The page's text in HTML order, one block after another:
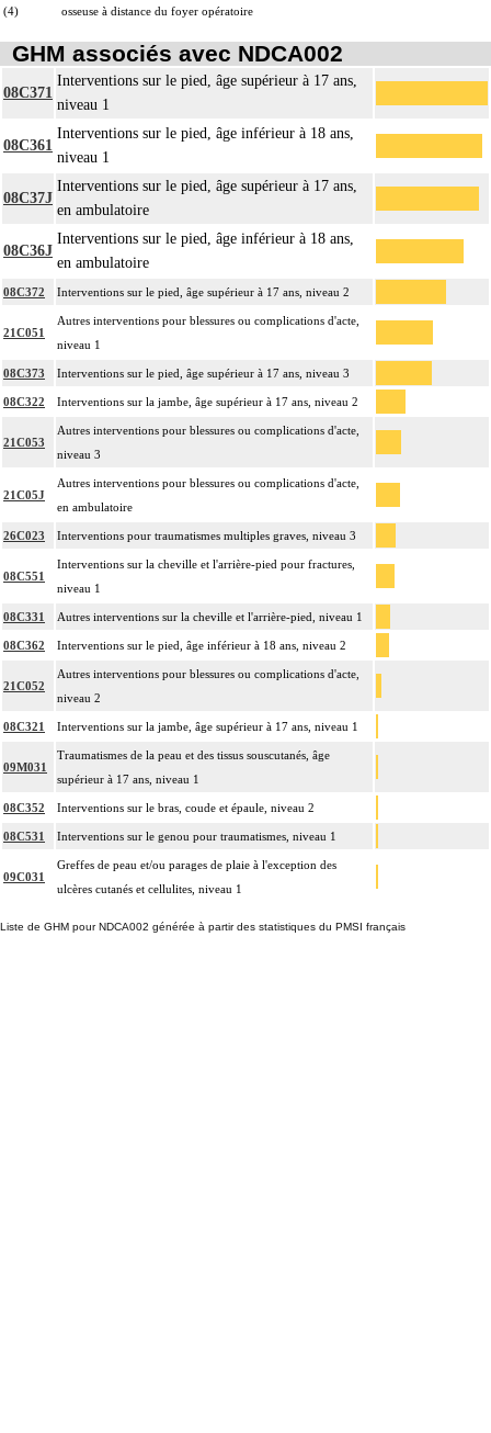
(4)
osseuse à distance du foyer opératoire
GHM associés avec NDCA002
08C371
Interventions sur le pied, âge supérieur à 17 ans,
niveau 1
08C361
Interventions sur le pied, âge inférieur à 18 ans,
niveau 1
08C37J
Interventions sur le pied, âge supérieur à 17 ans,
en ambulatoire
08C36J
Interventions sur le pied, âge inférieur à 18 ans,
en ambulatoire
08C372 Interventions sur le pied, âge supérieur à 17 ans, niveau 2
21C051
Autres interventions pour blessures ou complications d'acte,
niveau 1
08C373 Interventions sur le pied, âge supérieur à 17 ans, niveau 3
08C322 Interventions sur la jambe, âge supérieur à 17 ans, niveau 2
21C053
Autres interventions pour blessures ou complications d'acte,
niveau 3
21C05J
Autres interventions pour blessures ou complications d'acte,
en ambulatoire
26C023 Interventions pour traumatismes multiples graves, niveau 3
08C551
Interventions sur la cheville et l'arrière-pied pour fractures,
niveau 1
08C331 Autres interventions sur la cheville et l'arrière-pied, niveau 1
08C362 Interventions sur le pied, âge inférieur à 18 ans, niveau 2
21C052
Autres interventions pour blessures ou complications d'acte,
niveau 2
08C321 Interventions sur la jambe, âge supérieur à 17 ans, niveau 1
09M031
Traumatismes de la peau et des tissus souscutanés, âge
supérieur à 17 ans, niveau 1
08C352 Interventions sur le bras, coude et épaule, niveau 2
08C531 Interventions sur le genou pour traumatismes, niveau 1
09C031
Greffes de peau et/ou parages de plaie à l'exception des
ulcères cutanés et cellulites, niveau 1
Liste de GHM pour NDCA002 générée à partir des statistiques du PMSI français